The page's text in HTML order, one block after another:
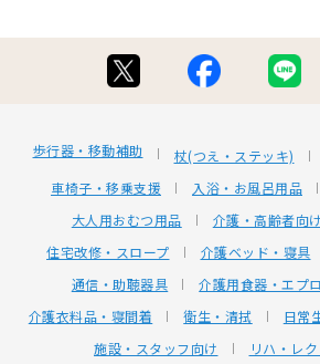
歩行器・移動補助 杖(つえ・ステッキ)
車椅子・移乗支援
入浴・お風呂用品
大人用おむつ用品
介護・高齢者向
住宅改修・スロープ
介護ベッド・寝具
通信・助聴器具
介護用食器・エプ
介護衣料品・寝間着
衛生・清拭 日常
施設・スタッフ向け
リハ・レ